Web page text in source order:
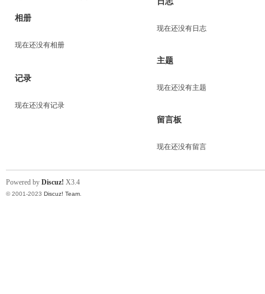
相册
现在还没有相册
记录
现在还没有记录
现在还没有日志
主题
现在还没有主题
留言板
现在还没有留言
Powered by Discuz! X3.4
© 2001-2023 Discuz! Team